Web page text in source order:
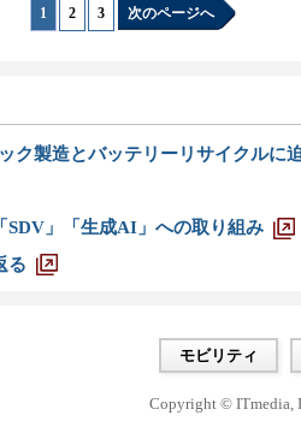
1 2 3 次のページへ
ク製造とバッテリーリサイクルに
SDV」「生成AI」への取り組み
る
モビリティ
Copyright © ITmedia,